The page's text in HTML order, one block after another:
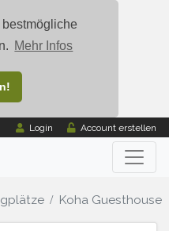
Mehr Infos
Login Account erstellen
Koha Guesthouse